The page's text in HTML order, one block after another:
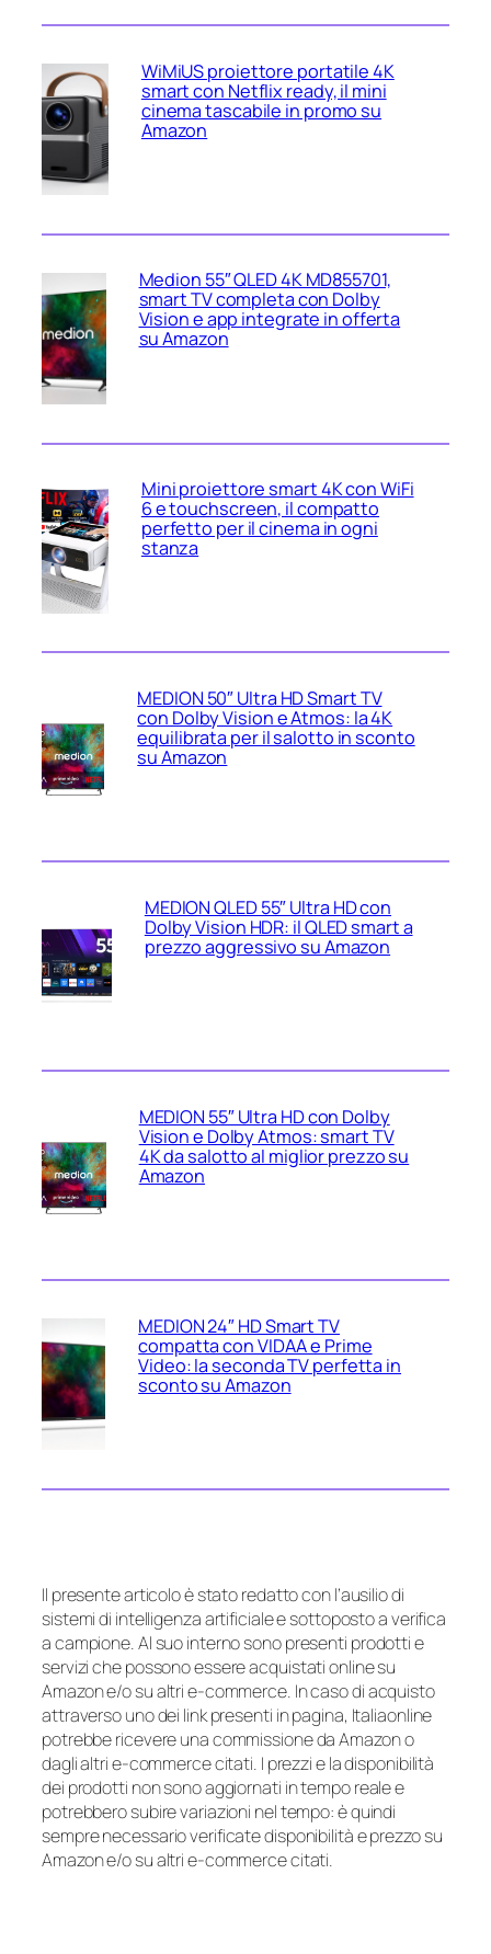
WiMiUS proiettore portatile 4K
smart con Netflix ready, il mini
cinema tascabile in promo su
Amazon
Medion 55″ QLED 4K MD855701,
smart TV completa con Dolby
Vision e app integrate in offerta
su Amazon
Mini proiettore smart 4K con WiFi
6 e touchscreen, il compatto
perfetto per il cinema in ogni
stanza
MEDION 50″ Ultra HD Smart TV
con Dolby Vision e Atmos: la 4K
equilibrata per il salotto in sconto
su Amazon
MEDION QLED 55″ Ultra HD con
Dolby Vision HDR: il QLED smart a
prezzo aggressivo su Amazon
MEDION 55″ Ultra HD con Dolby
Vision e Dolby Atmos: smart TV
4K da salotto al miglior prezzo su
Amazon
MEDION 24″ HD Smart TV
compatta con VIDAA e Prime
Video: la seconda TV perfetta in
sconto su Amazon
Il presente articolo è stato redatto con l’ausilio di
sistemi di intelligenza artificiale e sottoposto a verifica
a campione. Al suo interno sono presenti prodotti e
servizi che possono essere acquistati online su
Amazon e/o su altri e-commerce. In caso di acquisto
attraverso uno dei link presenti in pagina, Italiaonline
potrebbe ricevere una commissione da Amazon o
dagli altri e-commerce citati. I prezzi e la disponibilità
dei prodotti non sono aggiornati in tempo reale e
potrebbero subire variazioni nel tempo: è quindi
sempre necessario verificate disponibilità e prezzo su
Amazon e/o su altri e-commerce citati.